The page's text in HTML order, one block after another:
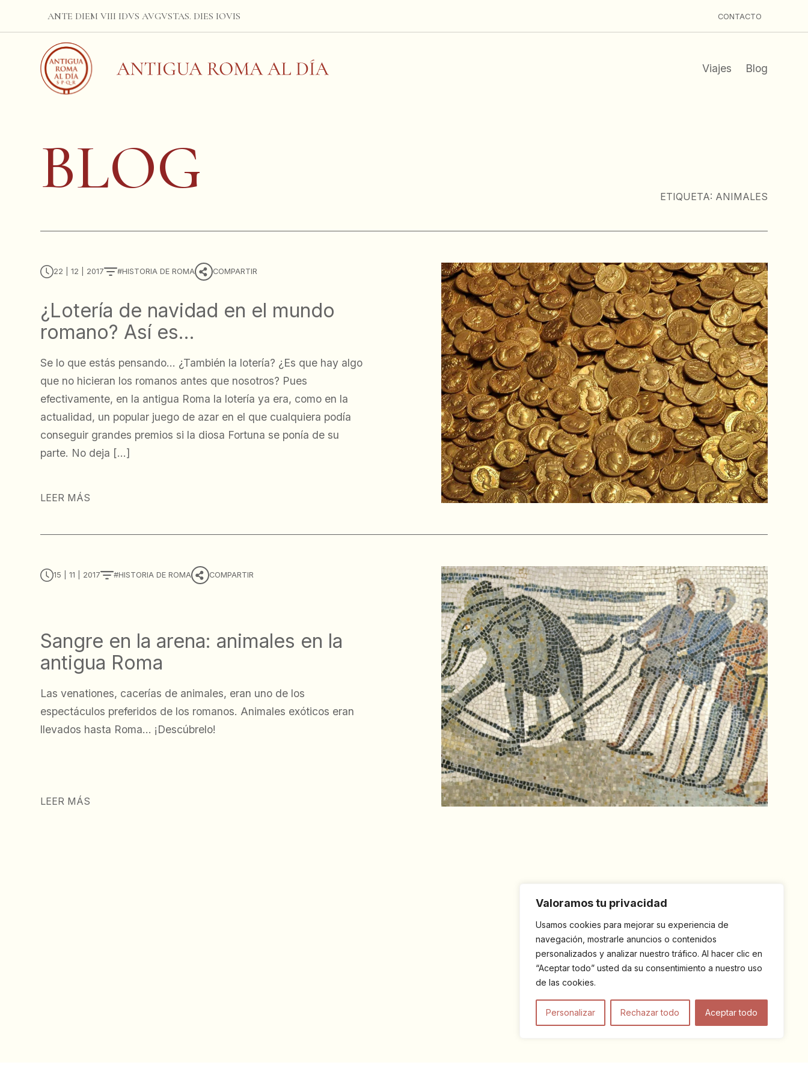
Valoramos tu privacidad
Usamos cookies para mejorar su experiencia de
navegación, mostrarle anuncios o contenidos
personalizados y analizar nuestro tráfico. Al hacer clic en
“Aceptar todo” usted da su consentimiento a nuestro uso
de las cookies.
Personalizar Rechazar todo Aceptar todo
ANTE DIEM VIII IDVS AVGVSTAS. DIES IOVIS CONTACTO
Viajes Blog
BLOG ETIQUETA: ANIMALES
22 | 12 | 2017 HISTORIA DE ROMA COMPARTIR
¿Lotería de navidad en el mundo
romano? Así es…
Se lo que estás pensando… ¿También la lotería? ¿Es que hay algo
que no hicieran los romanos antes que nosotros? Pues
efectivamente, en la antigua Roma la lotería ya era, como en la
actualidad, un popular juego de azar en el que cualquiera podía
conseguir grandes premios si la diosa Fortuna se ponía de su
parte. No deja […]
LEER MÁS
15 | 11 | 2017 HISTORIA DE ROMA COMPARTIR
Sangre en la arena: animales en la
antigua Roma
Las venationes, cacerías de animales, eran uno de los
espectáculos preferidos de los romanos. Animales exóticos eran
llevados hasta Roma... ¡Descúbrelo!
LEER MÁS